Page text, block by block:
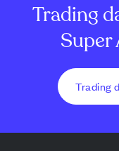
Trading
Super
Trading